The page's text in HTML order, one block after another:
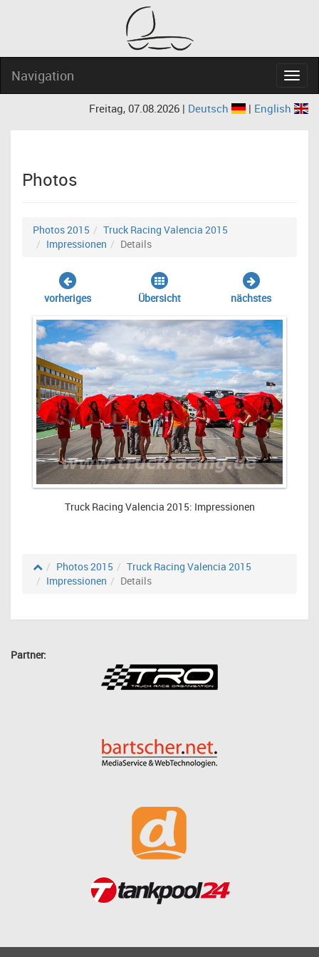
Navigation
Freitag, 07.08.2026 | Deutsch | English
Photos
Photos 2015
Truck Racing Valencia 2015
Impressionen
Details
vorheriges Übersicht nächstes
Truck Racing Valencia 2015: Impressionen
Photos 2015
Truck Racing Valencia 2015
Impressionen
Details
Partner: